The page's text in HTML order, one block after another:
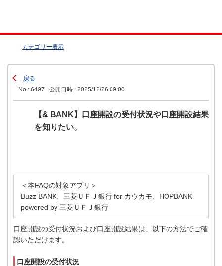
カテゴリー表示
戻る
No : 6497
公開日時 : 2025/12/26 09:00
【& BANK】口座開設の受付状況や口座開設結果
を知りたい。
＜本FAQの対象アプリ＞
Buzz BANK、三菱ＵＦＪ銀行 for カウカモ、HOPBANK
powered by 三菱ＵＦＪ銀行
口座開設の受付状況および口座開設結果は、以下の方法でご確
認いただけます。
口座開設の受付状況